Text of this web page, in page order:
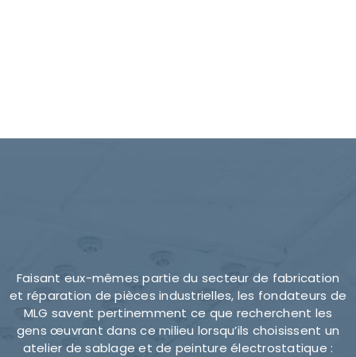
Faisant eux-mêmes partie du secteur de fabrication
et réparation de pièces industrielles, les fondateurs de
MLG savent pertinemment ce que recherchent les
gens œuvrant dans ce milieu lorsqu’ils choisissent un
atelier de sablage et de peinture électrostatique :